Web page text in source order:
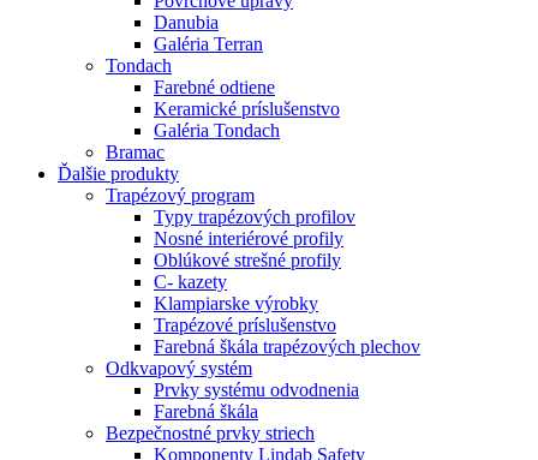
Danubia
Galéria Terran
Tondach
Farebné odtiene
Keramické príslušenstvo
Galéria Tondach
Bramac
Ďalšie produkty
Trapézový program
Typy trapézových profilov
Nosné interiérové profily
Oblúkové strešné profily
C- kazety
Klampiarske výrobky
Trapézové príslušenstvo
Farebná škála trapézových plechov
Odkvapový systém
Prvky systému odvodnenia
Farebná škála
Bezpečnostné prvky striech
Komponenty Lindab Safety